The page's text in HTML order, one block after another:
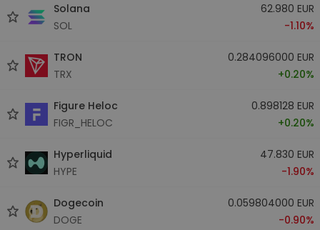
Solana
SOL
62.980 EUR
-1.10%
TRON
TRX
0.284096000 EUR
+0.20%
Figure Heloc
FIGR_HELOC
0.898128 EUR
+0.20%
Hyperliquid
HYPE
47.830 EUR
-1.90%
Dogecoin
DOGE
0.059804000 EUR
-0.90%